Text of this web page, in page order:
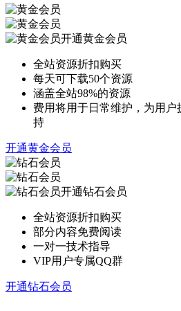
开通黄金会员
全站资源折扣购买
每天可下载50个资源
涵盖全站98%的资源
费用将用于日常维护，为用
持
开通黄金会员
开通钻石会员
全站资源折扣购买
部分内容免费阅读
一对一技术指导
VIP用户专属QQ群
开通钻石会员